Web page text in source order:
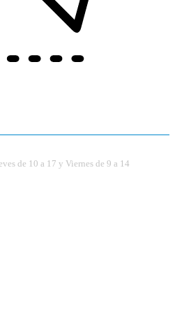
de 10 a 17 y Viernes de 9 a 14